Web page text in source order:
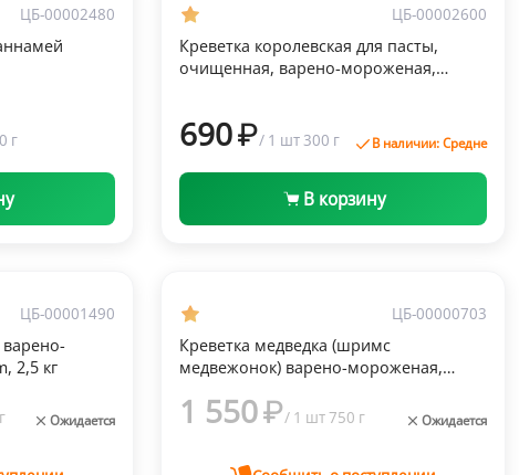
ЦБ-00002480
г
Заморозка ЦБ-00002600
Креветка королевская для пасты,
очищенная, варено-мороженая,
690 / 1 шт 300 г В наличии: Средне
В корзину
ЦБ-00001490
варено-
2,5 кг
Ожидается
Заморозка ЦБ-00000703
Креветка медведка (шримс
медвежонок) варено-мороженая,
1 550 / 1 шт750 г Ожидается